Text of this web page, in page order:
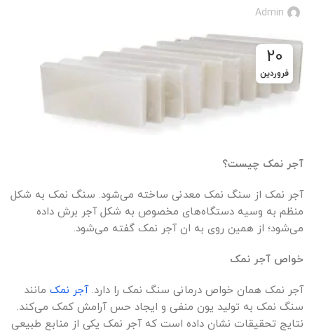
Admin
20
فروردین
آجر نمک چیست؟
آجر نمک از سنگ نمک معدنی ساخته می‌شود. سنگ نمک به شکل
منظم به وسیه دستگاه‌های مخصوص به شکل آجر برش داده
می‌شود؛ از همین روی به ان آجر نمک گفته می‌شود.
خواص آجر نمک
آجر نمک همان خواص درمانی سنگ نمک را دارد.آجر نمک مانند
سنگ نمک به تولید یون منفی و ایجاد حس آرامش کمک می‌کند.
نتایج تحقیقات نشان داده است که آجر نمک یکی از منابع طبیعی